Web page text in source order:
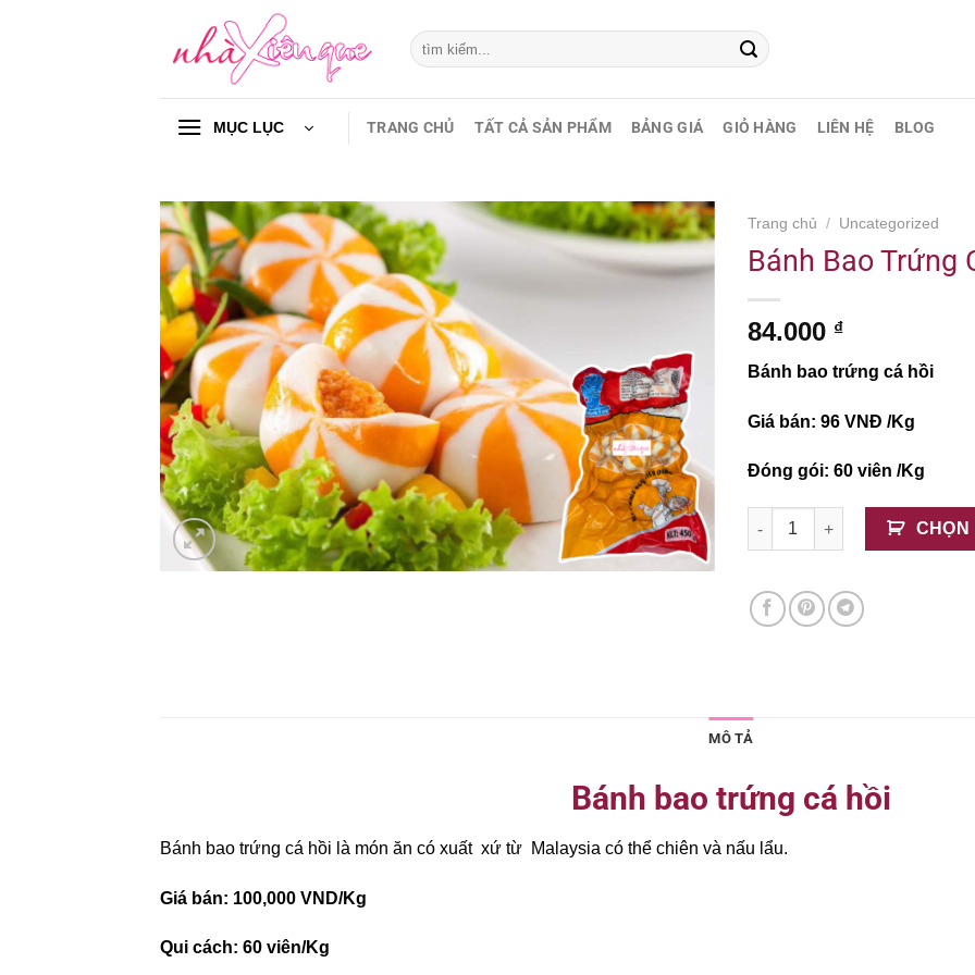
Tìm
kiếm:
MỤC LỤC TRANG CHỦ TẤT CẢ SẢN PHẨM BẢNG GIÁ GIỎ HÀNG LIÊN HỆ BLOG
Trang chủ / Uncategorized
Bánh Bao Trứng
84.000 ₫
Bánh bao trứng cá hồi
Giá bán: 96 VNĐ /Kg
Đóng gói: 60 viên /Kg
Bánh Bao Trứng Cá Hồi
CHỌN
MÔ TẢ
Bánh bao trứng cá hồi
Bánh bao trứng cá hồi là món ăn có xuất xứ từ Malaysia có thể chiên và nấu lẩu.
Giá bán: 100,000 VND/Kg
Qui cách: 60 viên/Kg